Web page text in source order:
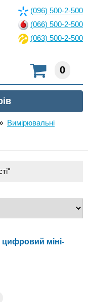
(096) 500-2-500
(066) 500-2-500
(063) 500-2-500
0
Вимірювальні
цифровий міні-